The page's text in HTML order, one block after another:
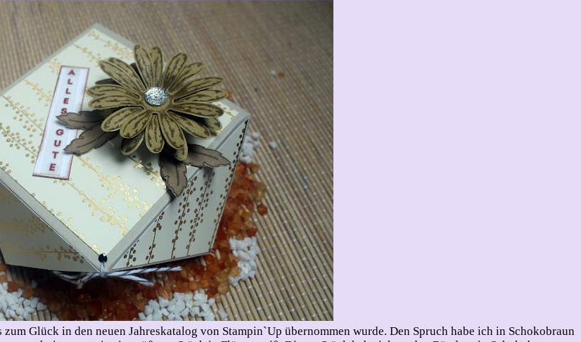
Glück in den neuen Jahreskatalog von Stampin`Up übernommen wurde. Den Spruch habe ich in Schokobraun